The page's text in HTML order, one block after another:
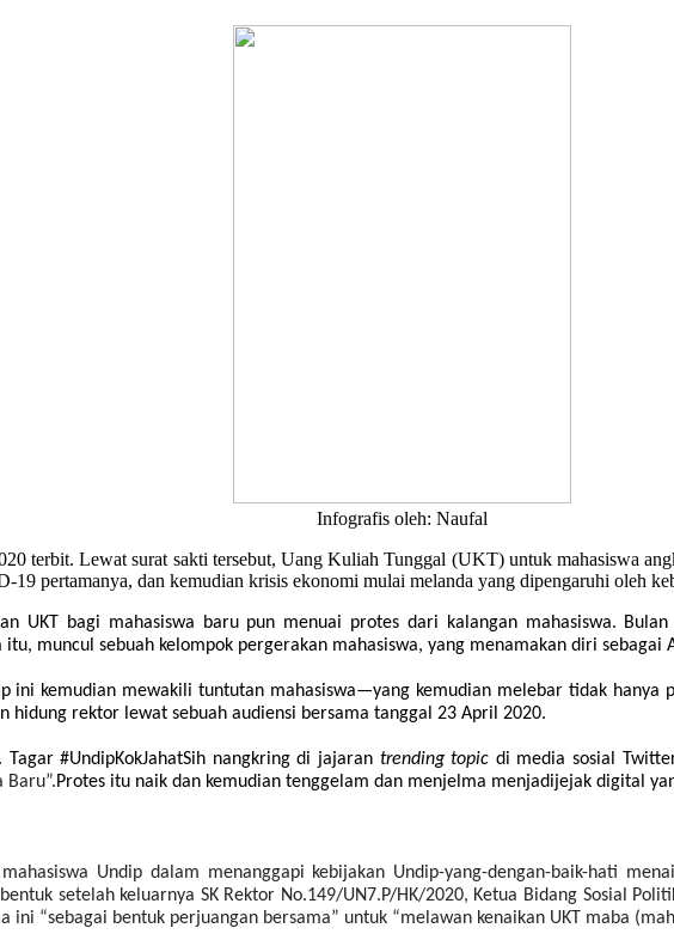
Infografis oleh: Naufal
terbit. Lewat surat sakti tersebut, Uang Kuliah Tunggal (UKT) untuk mahasiswa
19 pertamanya, dan kemudian krisis ekonomi mulai melanda yang dipengaruhi oleh
UKT bagi mahasiswa baru pun menuai protes dari kalangan mahasiswa.
itu, muncul sebuah kelompok pergerakan mahasiswa, yang menamakan diri sebagai
ini kemudian mewakili tuntutan mahasiswa—yang kemudian melebar tidak hanya
rektor lewat sebuah audiensi bersama tanggal 23 April 2020.
#UndipKokJahatSih nangkring di jajaran trending topic di media sosial
Baru”.Protes itu naik dan kemudian tenggelam dan menjelma menjadijejak digital
Undip dalam menanggapi kebijakan Undip-yang-dengan-baik-hati
setelah keluarnya SK Rektor No.149/UN7.P/HK/2020, Ketua Bidang Sosial
ini “sebagai bentuk perjuangan bersama” untuk “melawan kenaikan UKT maba